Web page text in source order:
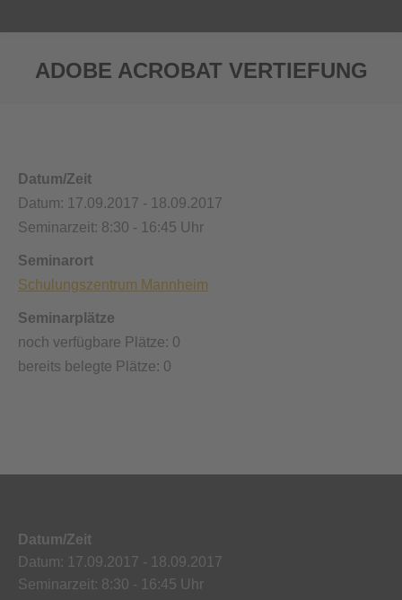
ADOBE ACROBAT VERTIEFUNG
Datum/Zeit
Datum: 17.09.2017 - 18.09.2017
Seminarzeit: 8:30 - 16:45 Uhr
Seminarort
Schulungszentrum Mannheim
Seminarplätze
noch verfügbare Plätze: 0
bereits belegte Plätze: 0
Datum/Zeit
Datum: 17.09.2017 - 18.09.2017
Seminarzeit: 8:30 - 16:45 Uhr